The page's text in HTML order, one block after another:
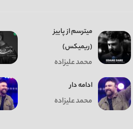
میترسم از پاییز
(ریمیکس)
محمد علیزاده
ادامه دار
محمد علیزاده